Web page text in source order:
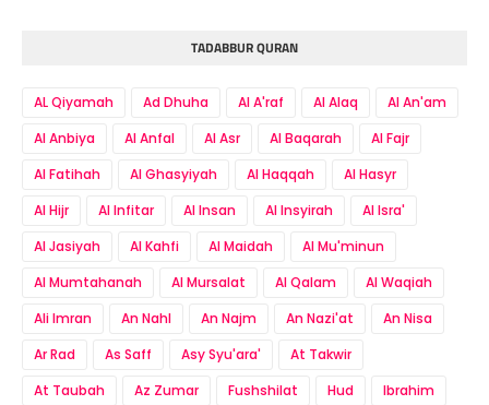
TADABBUR QURAN
AL Qiyamah Ad Dhuha Al A'raf Al Alaq
Al An'am
Al Anbiya
Al Anfal Al Asr Al Baqarah
Al Fajr
Al Fatihah
Al Ghasyiyah Al Haqqah
Al Hasyr
Al Hijr
Al Infitar Al Insan Al Insyirah
Al Isra'
Al Jasiyah
Al Kahfi Al Maidah
Al Mu'minun
Al Mumtahanah
Al Mursalat Al Qalam
Al Waqiah
Ali Imran
An Nahl An Najm An Nazi'at
An Nisa
Ar Rad
As Saff Asy Syu'ara'
At Takwir
At Taubah
Az Zumar Fushshilat Hud
Ibrahim